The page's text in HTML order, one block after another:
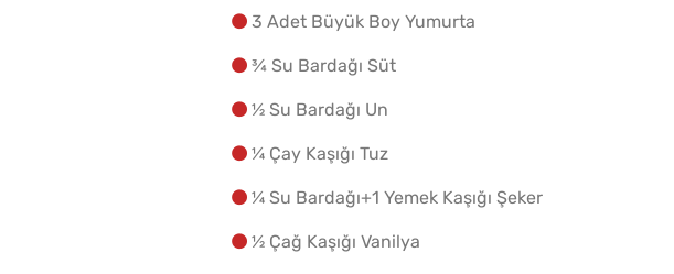
3 Adet Büyük Boy Yumurta
¾ Su Bardağı Süt
½ Su Bardağı Un
¼ Çay Kaşığı Tuz
¼ Su Bardağı+1 Yemek Kaşığı Şeker
½ Çağ Kaşığı Vanilya